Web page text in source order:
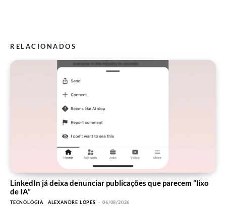
RELACIONADOS
LinkedIn já deixa denunciar publicações que parecem “lixo
de IA”
TECNOLOGIA ALEXANDRE LOPES - 06/08/2026